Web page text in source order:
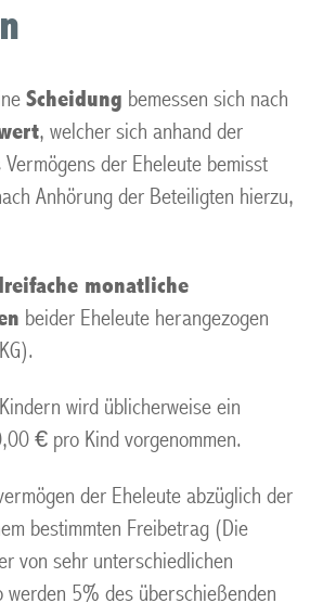
Scheidung bemessen sich nach
, welcher sich anhand der
der Eheleute bemisst
Anhörung der Beteiligten hierzu,
monatliche
beider Eheleute herangezogen
wird üblicherweise ein
€ pro Kind vorgenommen.
der Eheleute abzüglich der
bestimmten Freibetrag (Die
von sehr unterschiedlichen
5% des überschießenden